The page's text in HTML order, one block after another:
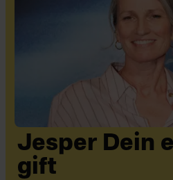
Jesper Dein
gift